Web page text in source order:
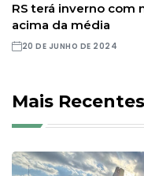
RS terá inverno com
acima da média
20 DE JUNHO DE 2024
Mais Recentes